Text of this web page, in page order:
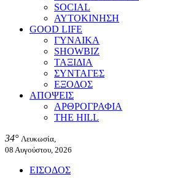
SOCIAL
ΑΥΤΟΚΙΝΗΣΗ
GOOD LIFE
ΓΥΝΑΙΚΑ
SHOWBIZ
ΤΑΞΙΔΙΑ
ΣΥΝΤΑΓΕΣ
ΕΞΟΔΟΣ
ΑΠΟΨΕΙΣ
ΑΡΘΡΟΓΡΑΦΙΑ
THE HILL
34° Λευκωσία,
08 Αυγούστου, 2026
ΕΙΣΟΔΟΣ